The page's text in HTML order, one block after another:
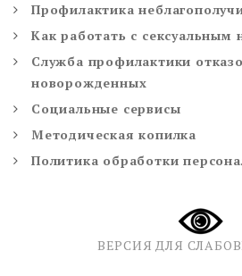
Профилактика
Как работать с сексуальным
Служба профилактики
новорожденных
Социальные сервисы
Методическая копилка
Политика обработки
ВЕРСИЯ ДЛЯ